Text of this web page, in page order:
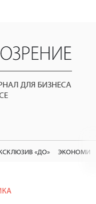
ДЛЯ БИЗНЕСА
«ДО»